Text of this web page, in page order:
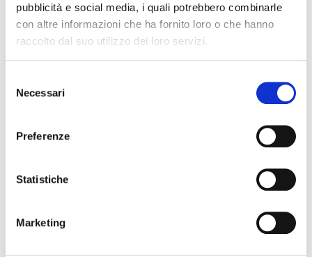
pubblicità e social media, i quali potrebbero combinarle
con altre informazioni che ha fornito loro o che hanno
raccolto dal suo utilizzo dei loro servizi.
delNecessari
Preferenze
Statistiche
Marketing
amplificatore per chitarra
Crush 12 BK
amplificatore per chitarra
crush 12
169,00 €
ORANGE